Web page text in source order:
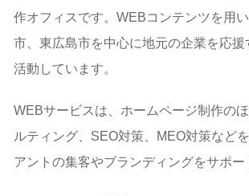
作オフィスです。WEBコンテンツを用
市、東広島市を中心に地元の企業を応
活動しています。
WEBサービスは、ホームページ制作の
ルティング、SEO対策、MEO対策など
アントの集客やブランディングをサポー